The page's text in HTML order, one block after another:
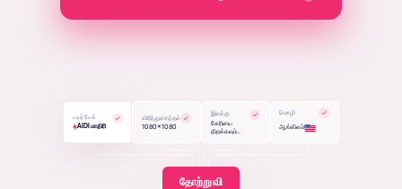
பவர் பேக்
AIDI மாதிரி
விரித்துரைத்தல்
1080x1080
இலக்கு
கேரியை
திறக்கவும்..
மொழி
ஆங்கிலம்
தோற்றுவி